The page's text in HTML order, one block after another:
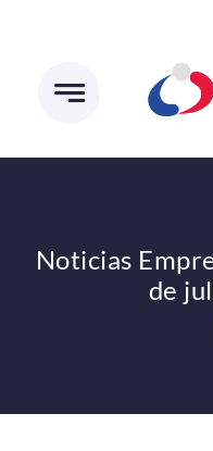
contenido
Noticias
de